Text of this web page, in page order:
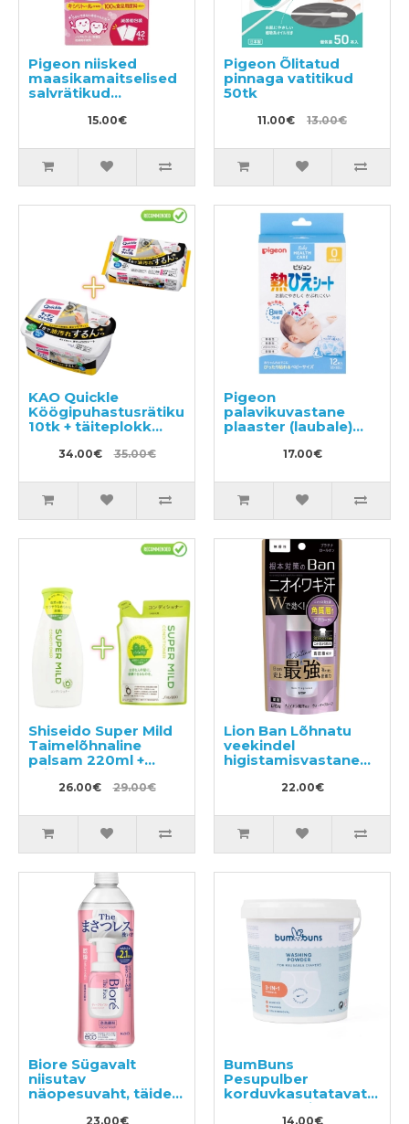
Pigeon niisked
maasikamaitselised
salvrätikud
puhastamiseks 42tk
15.00€
Pigeon Õlitatud
pinnaga vatitikud
50tk
11.00€ 13.00€
KAO Quickle
Köögipuhastusrätikud
10tk + täiteplokk
34.00€ 35.00€
Pigeon
palavikuvastane
plaaster (laubale)
17.00€
Shiseido Super Mild
Taimelõhnaline
palsam 220ml +
täide 400ml
26.00€ 29.00€
Lion Ban Lõhnatu
veekindel
higistamisvastane
22.00€
Biore Sügavalt
niisutav
näopesuvaht, täide
23.00€
BumBuns
Pesupulber
korduvkasutatavate
mähkmete jaoks 1kg
14.00€